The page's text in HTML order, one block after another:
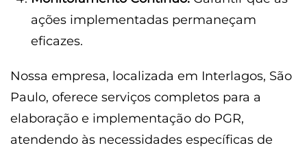
ações implementadas permaneçam
eficazes.
Nossa empresa, localizada em Interlagos, São
Paulo, oferece serviços completos para a
elaboração e implementação do PGR,
atendendo às necessidades específicas de